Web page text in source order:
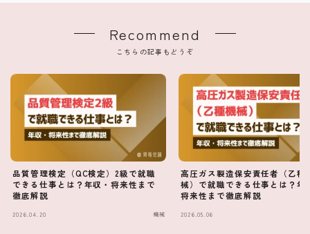
Recommend
こちらの記事もどうぞ
品質管理検定（QC検定）2級で就職
できる仕事とは？年収・将来性まで
徹底解説
2026.04.20 機械
高圧ガス製造保安責任者（乙種
械）で就職できる仕事とは？年
将来性まで徹底解説
2026.05.06